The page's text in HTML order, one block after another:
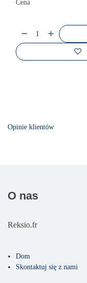
Cena
Opinie klientów
O nas
Reksio.fr
Dom
Skontaktuj się z nami